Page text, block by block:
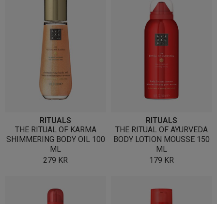
RITUALS
THE RITUAL OF KARMA
SHIMMERING BODY OIL 100
ML
279 KR
RITUALS
THE RITUAL OF AYURVEDA
BODY LOTION MOUSSE 150
ML
179 KR